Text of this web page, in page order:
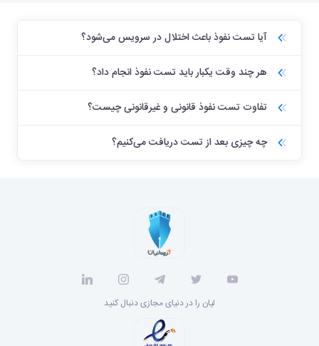
آیا تست نفوذ باعث اختلال در سرویس می‌شود؟
هر چند وقت یکبار باید تست نفوذ انجام داد؟
تفاوت تست نفوذ قانونی و غیرقانونی چیست؟
چه چیزی بعد از تست دریافت می‌کنیم؟
لیان را در دنیای مجازی دنبال کنید